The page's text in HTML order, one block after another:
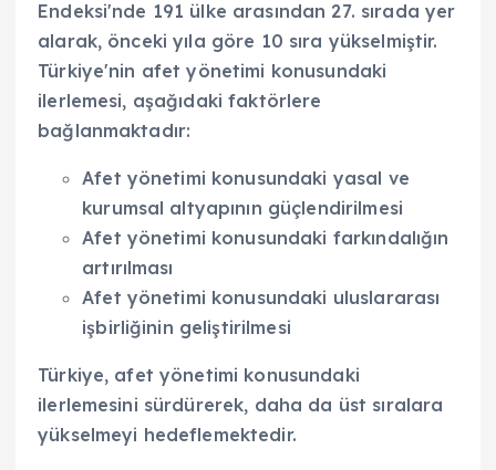
Endeksi'nde 191 ülke arasından 27. sırada yer
alarak, önceki yıla göre 10 sıra yükselmiştir.
Türkiye'nin afet yönetimi konusundaki
ilerlemesi, aşağıdaki faktörlere
bağlanmaktadır:
Afet yönetimi konusundaki yasal ve
kurumsal altyapının güçlendirilmesi
Afet yönetimi konusundaki farkındalığın
artırılması
Afet yönetimi konusundaki uluslararası
işbirliğinin geliştirilmesi
Türkiye, afet yönetimi konusundaki
ilerlemesini sürdürerek, daha da üst sıralara
yükselmeyi hedeflemektedir.